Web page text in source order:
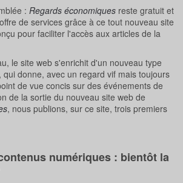
: Regards économiques reste gratuit et
de services grâce à ce tout nouveau site
pour faciliter l'accès aux articles de la
le site web s'enrichit d'un nouveau type
donne, avec un regard vif mais toujours
de vue concis sur des événements de
de la sortie du nouveau site web de
, nous publions, sur ce site, trois premiers
numériques : bientôt la